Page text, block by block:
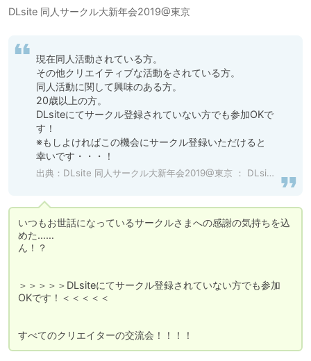
DLsite 同人サークル大新年会2019@東京
現在同人活動されている方。
その他クリエイティブな活動をされている方。
同人活動に関して興味のある方。
20歳以上の方。
DLsiteにてサークル登録されていない方でも参加OKで
す！
※もしよければこの機会にサークル登録いただけると
幸いです・・・！
出典： DLsite 同人サークル大新年会2019@東京 ： DLsiteは同人誌、同人ゲーム、同人ソフトの国内最大級のダウンロードショップ - R18
いつもお世話になっているサークルさまへの感謝の気持ちを込
めた……
ん！？
＞＞＞＞＞DLsiteにてサークル登録されていない方でも参加
OKです！＜＜＜＜＜
すべてのクリエイターの交流会！！！！